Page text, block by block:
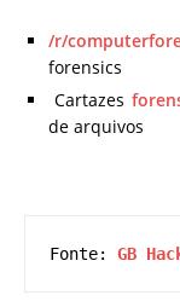
/r/
forensics
Cartazes
de arquivos
Fonte: GB